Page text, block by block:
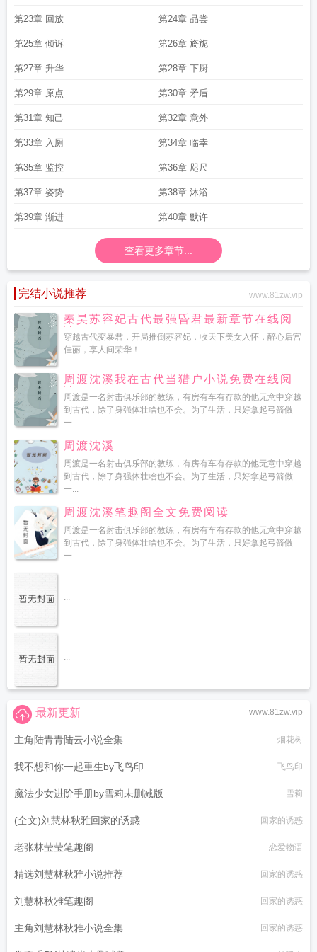
第23章 回放 第24章 品尝
第25章 倾诉 第26章 旖旎
第27章 升华 第28章 下厨
第29章 原点 第30章 矛盾
第31章 知己 第32章 意外
第33章 入厕 第34章 临幸
第35章 监控 第36章 咫尺
第37章 姿势 第38章 沐浴
第39章 渐进 第40章 默许
查看更多章节...
完结小说推荐 www.81zw.vip
秦昊苏容妃古代最强昏君最新章节在线阅
读
穿越古代变暴君，开局推倒苏容妃，收天下美女入怀，醉心后宫
佳丽，享人间荣华！...
周渡沈溪我在古代当猎户小说免费在线阅
读
周渡是一名射击俱乐部的教练，有房有车有存款的他无意中穿越
到古代，除了身强体壮啥也不会。为了生活，只好拿起弓箭做
一...
周渡沈溪
周渡是一名射击俱乐部的教练，有房有车有存款的他无意中穿越
到古代，除了身强体壮啥也不会。为了生活，只好拿起弓箭做
一...
周渡沈溪笔趣阁全文免费阅读
周渡是一名射击俱乐部的教练，有房有车有存款的他无意中穿越
到古代，除了身强体壮啥也不会。为了生活，只好拿起弓箭做
一...
...
...
www.81zw.vip
最新更新
主角陆青青陆云小说全集 烟花树
我不想和你一起重生by飞鸟印 飞鸟印
魔法少女进阶手册by雪莉未删减版 雪莉
(全文)刘慧林秋雅回家的诱惑 回家的诱惑
老张林莹莹笔趣阁 恋爱物语
精选刘慧林秋雅小说推荐 回家的诱惑
刘慧林秋雅笔趣阁 回家的诱惑
主角刘慧林秋雅小说全集 回家的诱惑